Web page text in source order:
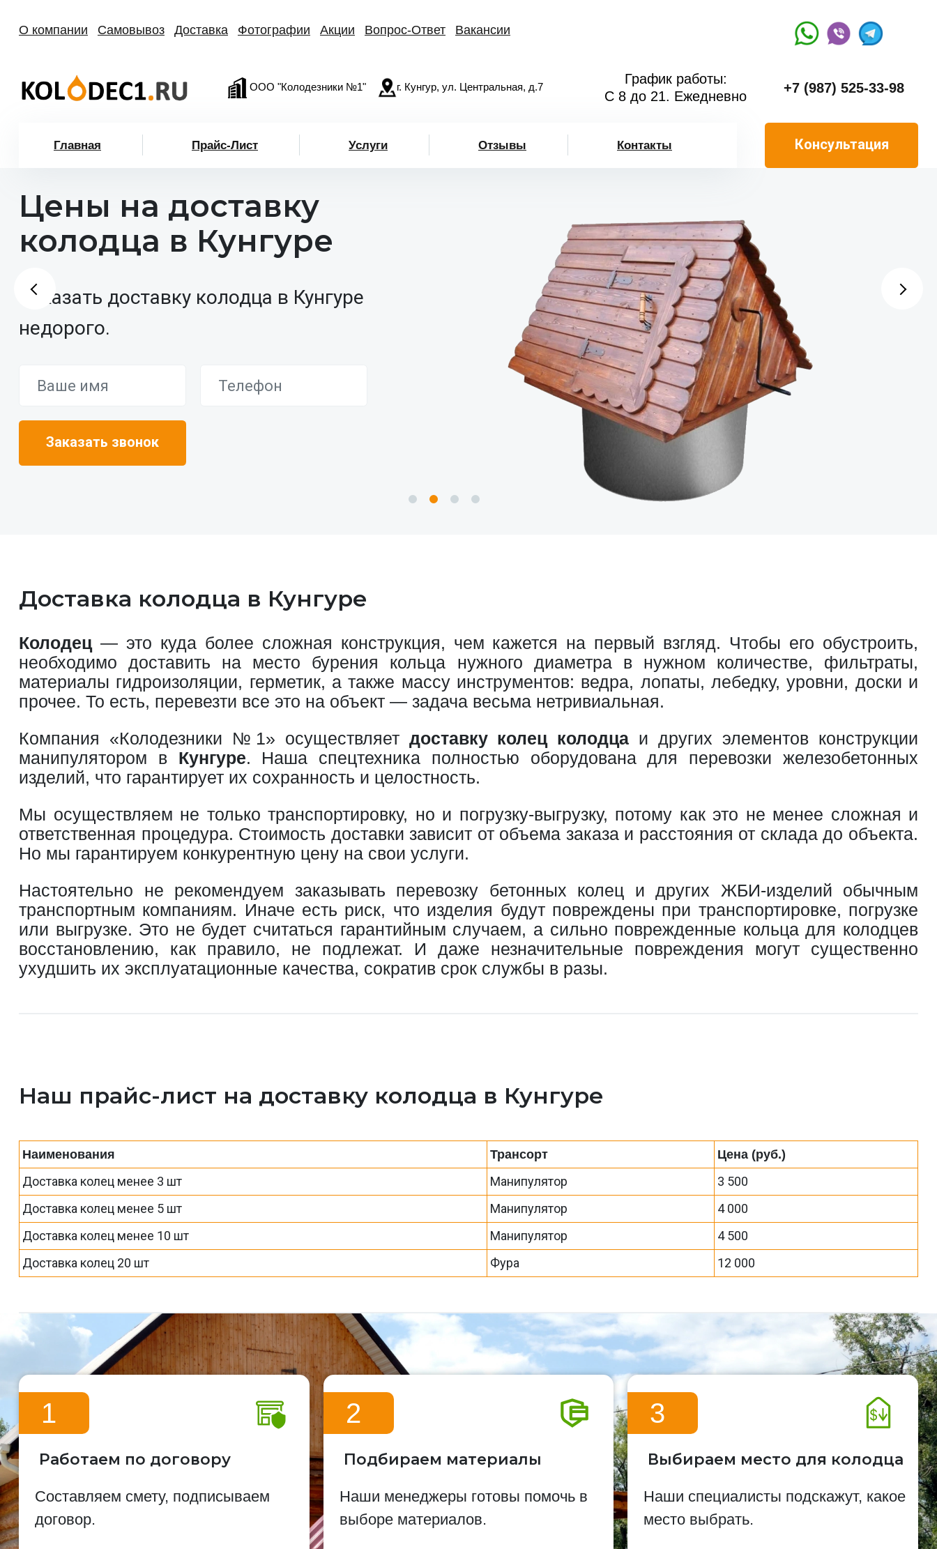
О компании Самовывоз Доставка Фотографии Акции Вопрос-Ответ Вакансии
ООО "Колодезники №1" г. Кунгур, ул. Центральная, д.7
График работы:
С 8 до 21. Ежедневно
+7 (987) 525-33-98
Главная Прайс-Лист Услуги Отзывы Контакты Консультация
Цены на доставку
колодца в Кунгуре
Заказать доставку колодца в Кунгуре
недорого.
Доставка колодца в Кунгуре
Колодец— это куда более сложная конструкция, чем кажется на первый взгляд. Чтобы его обустроить,
необходимо доставить на место бурения кольца нужного диаметра в нужном количестве, фильтраты,
материалы гидроизоляции, герметик, а также массу инструментов: ведра, лопаты, лебедку, уровни, доски и
прочее. То есть, перевезти все это на объект — задача весьма нетривиальная.
Компания «Колодезники №1» осуществляет доставку колец колодца и других элементов конструкции
манипулятором в Кунгуре. Наша спецтехника полностью оборудована для перевозки железобетонных
изделий, что гарантирует их сохранность и целостность.
Мы осуществляем не только транспортировку, но и погрузку-выгрузку, потому как это не менее сложная и
ответственная процедура. Стоимость доставки зависит от объема заказа и расстояния от склада до объекта.
Но мы гарантируем конкурентную цену на свои услуги.
Настоятельно не рекомендуем заказывать перевозку бетонных колец и других ЖБИ-изделий обычным
транспортным компаниям. Иначе есть риск, что изделия будут повреждены при транспортировке, погрузке
или выгрузке. Это не будет считаться гарантийным случаем, а сильно поврежденные кольца для колодцев
восстановлению, как правило, не подлежат. И даже незначительные повреждения могут существенно
ухудшить их эксплуатационные качества, сократив срок службы в разы.
Наш прайс-лист на доставку колодца в Кунгуре
Наименования Трансорт Цена (руб.)
Доставка колец менее 3 шт Манипулятор
3 500
Доставка колец менее 5 шт
Манипулятор
4 000
Доставка колец менее 10 шт
Манипулятор
4 500
Доставка колец 20 шт
Фура 12 000
1
Работаем по договору
Составляем смету, подписываем
договор.
2
Подбираем материалы
Наши менеджеры готовы помочь в
выборе материалов.
3
Выбираем место для колодца
Наши специалисты подскажут, какое
место выбрать.